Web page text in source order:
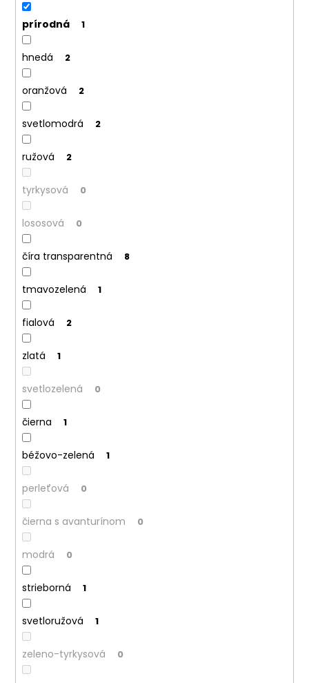
prírodná 1
hnedá 2
oranžová 2
svetlomodrá 2
ružová 2
tyrkysová 0
lososová 0
číra transparentná 8
tmavozelená 1
fialová 2
zlatá 1
svetlozelená 0
čierna 1
béžovo-zelená 1
perleťová 0
čierna s avanturínom 0
modrá 0
strieborná 1
svetloružová 1
zeleno-tyrkysová 0